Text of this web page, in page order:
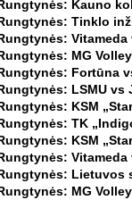
Kauno
Tinklo
Vitameda
MG
Fortūna
LSMU vs
KSM
TK
KSM
Vitameda
Lietuvos
MG